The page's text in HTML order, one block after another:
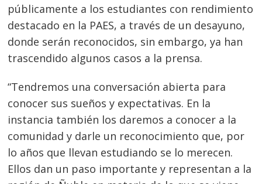
públicamente a los estudiantes con rendimiento
destacado en la PAES, a través de un desayuno,
donde serán reconocidos, sin embargo, ya han
trascendido algunos casos a la prensa.
“Tendremos una conversación abierta para
conocer sus sueños y expectativas. En la
instancia también los daremos a conocer a la
comunidad y darle un reconocimiento que, por
lo años que llevan estudiando se lo merecen.
Ellos dan un paso importante y representan a la